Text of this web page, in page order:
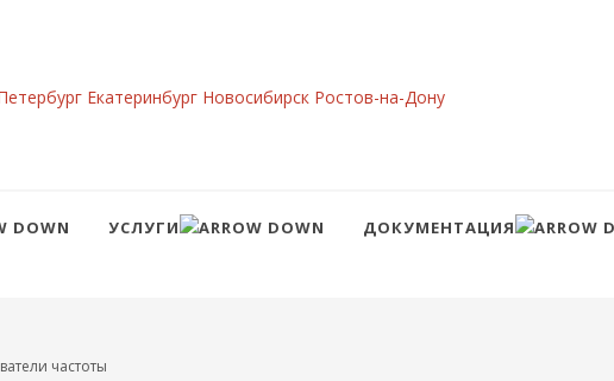
Екатеринбург Новосибирск Ростов-на-Дону
УСЛУГИ ДОКУМЕНТАЦИЯ
частоты